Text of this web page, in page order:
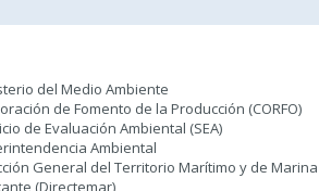
del Medio Ambiente
de Fomento de la Producción (CORFO)
de Evaluación Ambiental (SEA)
Ambiental
General del Territorio Marítimo y de Marina
(Directemar)